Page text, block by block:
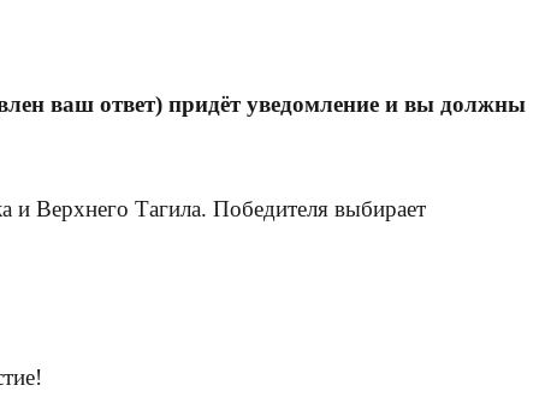
ваш ответ) придёт уведомление и вы должны
Верхнего Тагила. Победителя выбирает